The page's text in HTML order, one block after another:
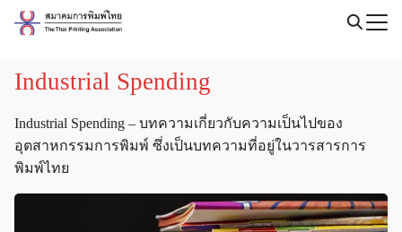
Skip
for:
Industrial Spending
Industrial Spending – บทความเกี่ยวกับความเป็นไปของ
อุตสาหกรรมการพิมพ์ ซึ่งเป็นบทความที่อยู่ในวารสารการ
พิมพ์ไทย